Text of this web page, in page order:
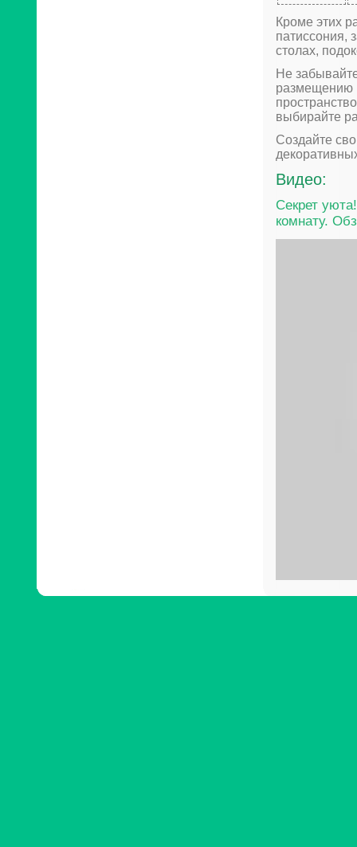
Кроме этих
патиссония,
столах,
Не
размещению
выбирайте
Создайте
Видео:
Секрет
комнату.